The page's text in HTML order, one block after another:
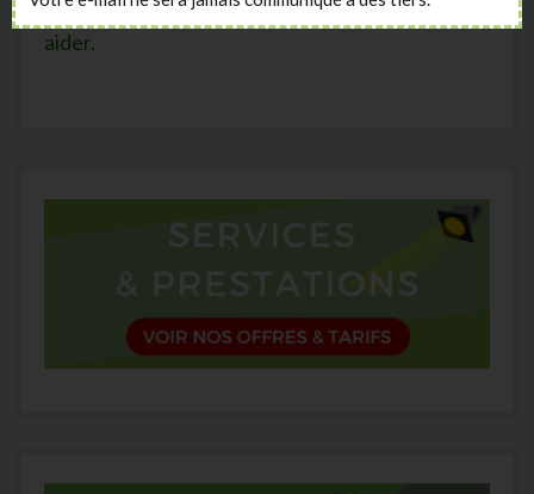
Nos articles, vidéos et formations vont vous
aider.